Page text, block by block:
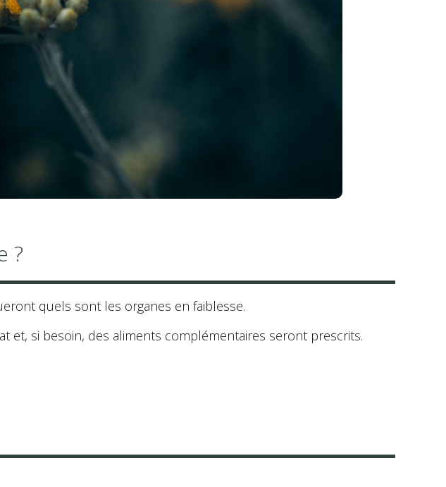
?
quels sont les organes en faiblesse.
et, si besoin, des aliments complémentaires seront prescrits.